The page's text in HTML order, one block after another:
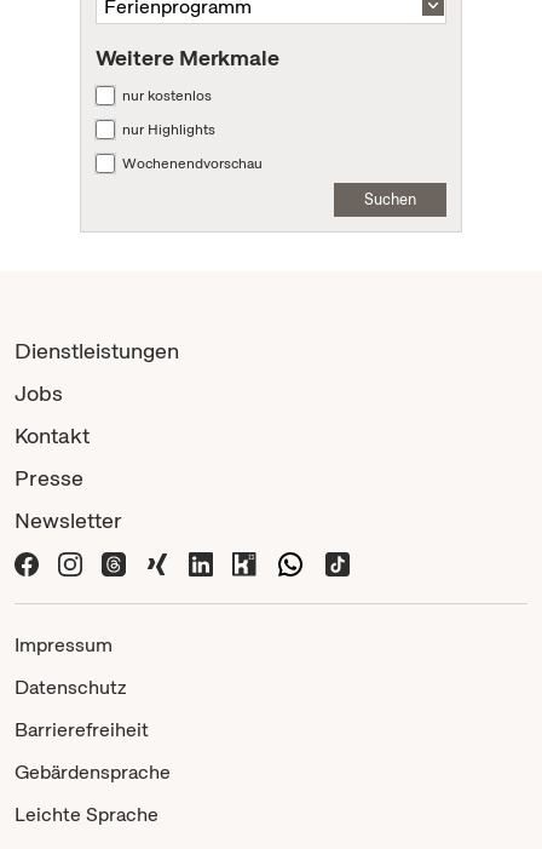
Weitere Merkmale
nur kostenlos
nur Highlights
Wochenendvorschau
Suchen
Dienstleistungen
Jobs
Kontakt
Presse
Newsletter
Impressum
Datenschutz
Barrierefreiheit
Gebärdensprache
Leichte Sprache